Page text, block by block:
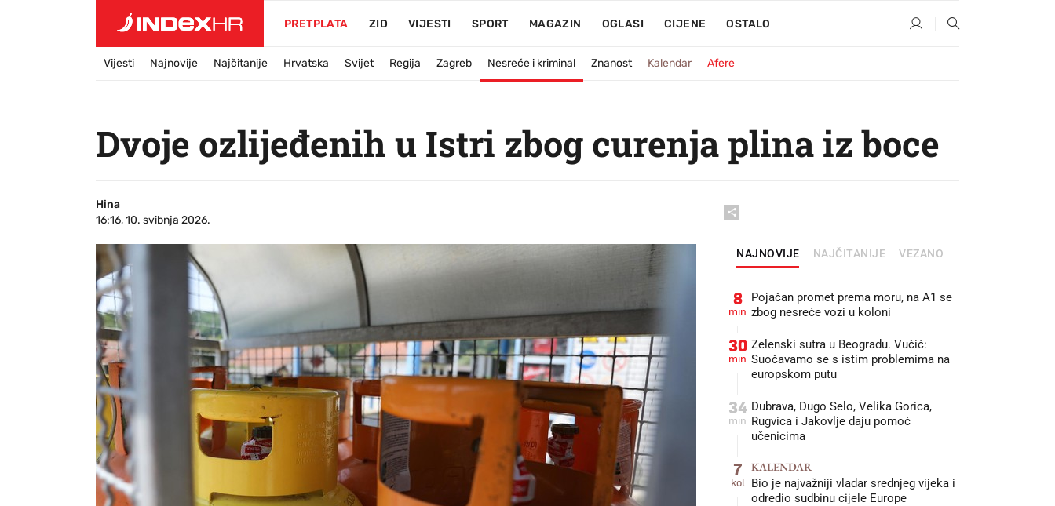
PRETPLATA ZID VIJESTI SPORT MAGAZIN OGLASI CIJENE OSTALO
Vijesti Najnovije Najčitanije Hrvatska Svijet Regija Zagreb Nesreće i kriminal Znanost Kalendar Afere
Dvoje ozlijeđenih u Istri zbog curenja plina iz boce
Hina
16:16, 10. svibnja 2026.
NAJNOVIJE NAJČITANIJE VEZANO
8
min
Pojačan promet prema moru, na A1 se
zbog nesreće vozi u koloni
30
min
Zelenski sutra u Beogradu. Vučić:
Suočavamo se s istim problemima na
europskom putu
34
min
Dubrava, Dugo Selo, Velika Gorica,
Rugvica i Jakovlje daju pomoć
učenicima
7
kol
KALENDAR
Bio je najvažniji vladar srednjeg vijeka i
odredio sudbinu cijele Europe